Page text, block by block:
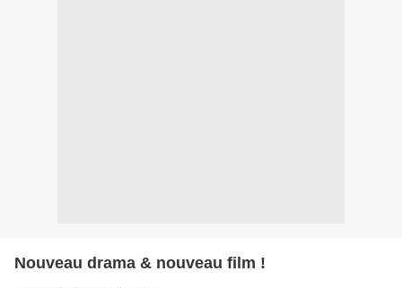
Nouveau drama & nouveau film !